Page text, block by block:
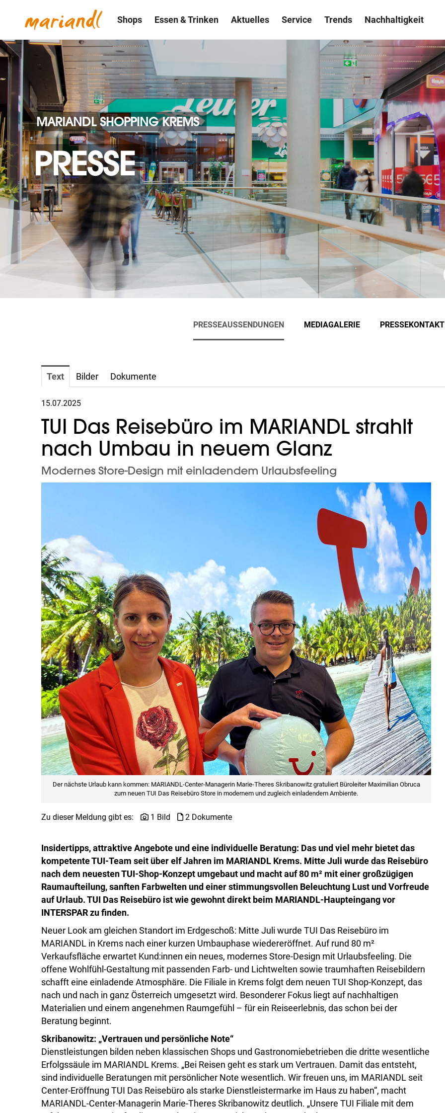
Shops Essen & Trinken Aktuelles Service Trends Nachhaltigkeit
MARIANDL SHOPPING KREMS
PRESSE
PRESSEAUSSENDUNGEN MEDIAGALERIE PRESSEKONTAKT
Text Bilder Dokumente
15.07.2025
TUI Das Reisebüro im MARIANDL strahlt
nach Umbau in neuem Glanz
Modernes Store-Design mit einladendem Urlaubsfeeling
Der nächste Urlaub kann kommen: MARIANDL-Center-Managerin Marie-Theres Skribanowitz gratuliert Büroleiter Maximilian Obruca
zum neuen TUI Das Reisebüro Store in modernem und zugleich einladendem Ambiente.
Zu dieser Meldung gibt es: 1 Bild 2 Dokumente
Insidertipps, attraktive Angebote und eine individuelle Beratung: Das und viel mehr bietet das
kompetente TUI-Team seit über elf Jahren im MARIANDL Krems. Mitte Juli wurde das Reisebüro
nach dem neuesten TUI-Shop-Konzept umgebaut und macht auf 80 m² mit einer großzügigen
Raumaufteilung, sanften Farbwelten und einer stimmungsvollen Beleuchtung Lust und Vorfreude
auf Urlaub. TUI Das Reisebüro ist wie gewohnt direkt beim MARIANDL-Haupteingang vor
INTERSPAR zu finden.
Neuer Look am gleichen Standort im Erdgeschoß: Mitte Juli wurde TUI Das Reisebüro im
MARIANDL in Krems nach einer kurzen Umbauphase wiedereröffnet. Auf rund 80 m²
Verkaufsfläche erwartet Kund:innen ein neues, modernes Store-Design mit Urlaubsfeeling. Die
offene Wohlfühl-Gestaltung mit passenden Farb- und Lichtwelten sowie traumhaften Reisebildern
schafft eine einladende Atmosphäre. Die Filiale in Krems folgt dem neuen TUI Shop-Konzept, das
nach und nach in ganz Österreich umgesetzt wird. Besonderer Fokus liegt auf nachhaltigen
Materialien und einem angenehmen Raumgefühl – für ein Reiseerlebnis, das schon bei der
Beratung beginnt.
Skribanowitz: „Vertrauen und persönliche Note“
Dienstleistungen bilden neben klassischen Shops und Gastronomiebetrieben die dritte wesentliche
Erfolgssäule im MARIANDL Krems. „Bei Reisen geht es stark um Vertrauen. Damit das entsteht,
sind individuelle Beratungen mit persönlicher Note wesentlich. Wir freuen uns, im MARIANDL seit
Center-Eröffnung TUI Das Reisebüro als starke Dienstleistermarke im Haus zu haben“, macht
MARIANDL-Center-Managerin Marie-Theres Skribanowitz deutlich. „Unsere TUI Filiale mit dem